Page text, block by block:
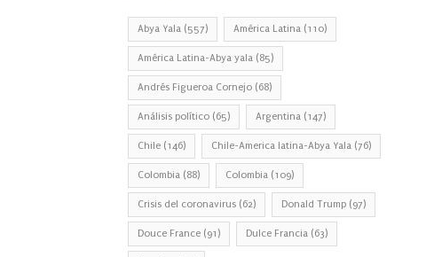
Abya Yala (557) América Latina (110)
América Latina-Abya yala (85)
Andrés Figueroa Cornejo (68)
Análisis político (65) Argentina (147)
Chile (146) Chile-America latina-Abya Yala (76)
Colombia (88) Colombia (109)
Crisis del coronavirus (62) Donald Trump (97)
Douce France (91) Dulce Francia (63)